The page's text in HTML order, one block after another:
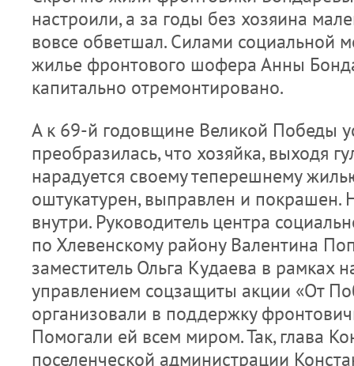
настроили, а за годы без хозяина
вовсе обветшал. Силами социальной
жилье фронтового шофера Анны
капитально отремонтировано.
А к 69-й годовщине Великой Победы
преобразилась, что хозяйка, выходя
нарадуется своему теперешнему
оштукатурен, выправлен и покрашен.
внутри. Руководитель центра
по Хлевенскому району Валентина
заместитель Ольга Кудаева в рамках
управлением соцзащиты акции «От
организовали в поддержку
Помогали ей всем миром. Так, глава
поселенческой администрации